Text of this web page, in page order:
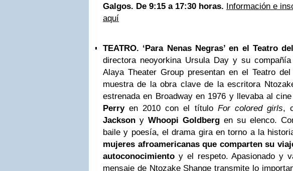
Galgos. De 9:15 a 17:30 horas. Información e
aquí
TEATRO. ‘Para Nenas Negras’ en el Teatro
directora neoyorkina Ursula Day y su
Alaya Theater Group presentan en el Teatro
muestra de la obra clave de la escritora
estrenada en Broadway en 1976 y llevaba al
Perryen 2010 con el título For colored girls,
Jackson y Whoopi Goldberg en su elenco.
baile y poesía, el drama gira en torno a la
mujeres afroamericanas que comparten su
autoconocimiento y el respeto. Apasionado y
mensaje de Ntozake Shange transmite lo